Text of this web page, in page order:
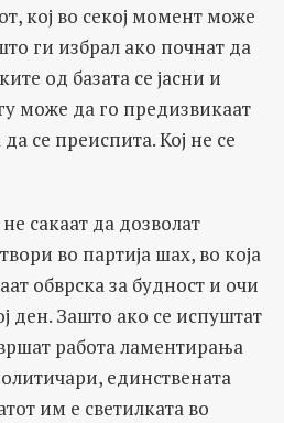
кој во секој момент може
ги избрал ако почнат да
од базата се јасни и
може да го предизвикаат
се преиспита. Кој не се
сакаат да дозволат
во партија шах, во која
обврска за будност и очи
ден. Зашто ако се испуштат
работа ламентирања
единствената
им е светилката во